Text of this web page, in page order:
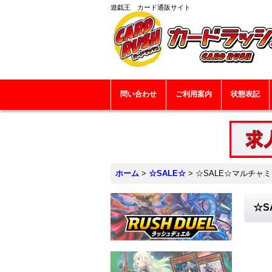
遊戯王 カード通販サイト
問い合わせ ご利用案内 状態表記
ホーム > ☆SALE☆ > ☆SALE☆マルチャミ